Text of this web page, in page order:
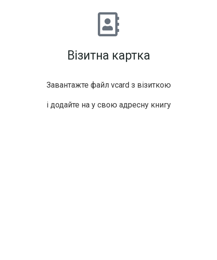
Візитна картка
Завантажте файл vcard з візиткою
і додайте на у свою адресну книгу